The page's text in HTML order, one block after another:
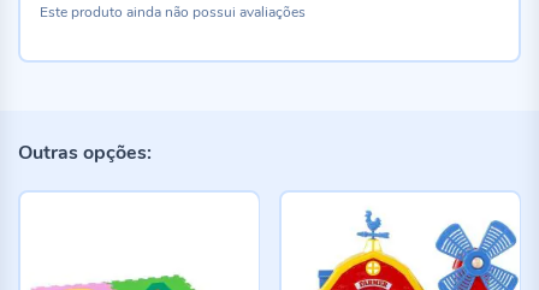
Este produto ainda não possui avaliações
Outras opções: